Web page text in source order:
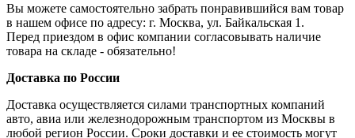
Вы можете самостоятельно забрать понравившийся вам товар
в нашем офисе по адресу: г. Москва, ул. Байкальская 1.
Перед приездом в офис компании согласовывать наличие
товара на складе - обязательно!
Доставка по России
Доставка осуществляется силами транспортных компаний
авто, авиа или железнодорожным транспортом из Москвы в
любой регион России. Сроки доставки и ее стоимость могут